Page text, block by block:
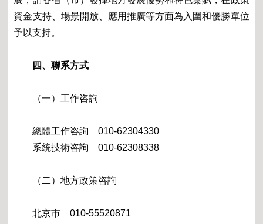
資金支持、場景開放、應用推廣等方面為入圍和優勝單位
予以支持。
四、聯系方式
（一）工作咨詢
總體工作咨詢 010-62304330
系統技術咨詢 010-62308338
（二）地方政策咨詢
北京市 010-55520871